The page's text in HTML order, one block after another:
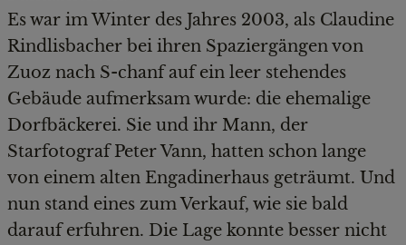
Es war im Winter des Jahres 2003, als Claudine
Rindlisbacher bei ihren Spaziergängen von
Zuoz nach S-chanf auf ein leer stehendes
Gebäude aufmerksam wurde: die ehemalige
Dorfbäckerei. Sie und ihr Mann, der
Starfotograf Peter Vann, hatten schon lange
von einem alten Engadinerhaus geträumt. Und
nun stand eines zum Verkauf, wie sie bald
darauf erfuhren. Die Lage konnte besser nicht